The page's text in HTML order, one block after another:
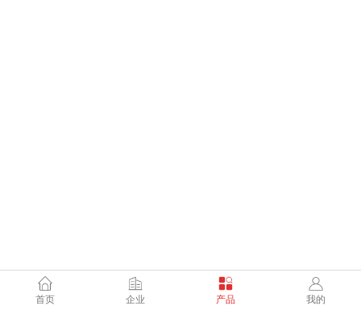
首页 企业 产品 我的